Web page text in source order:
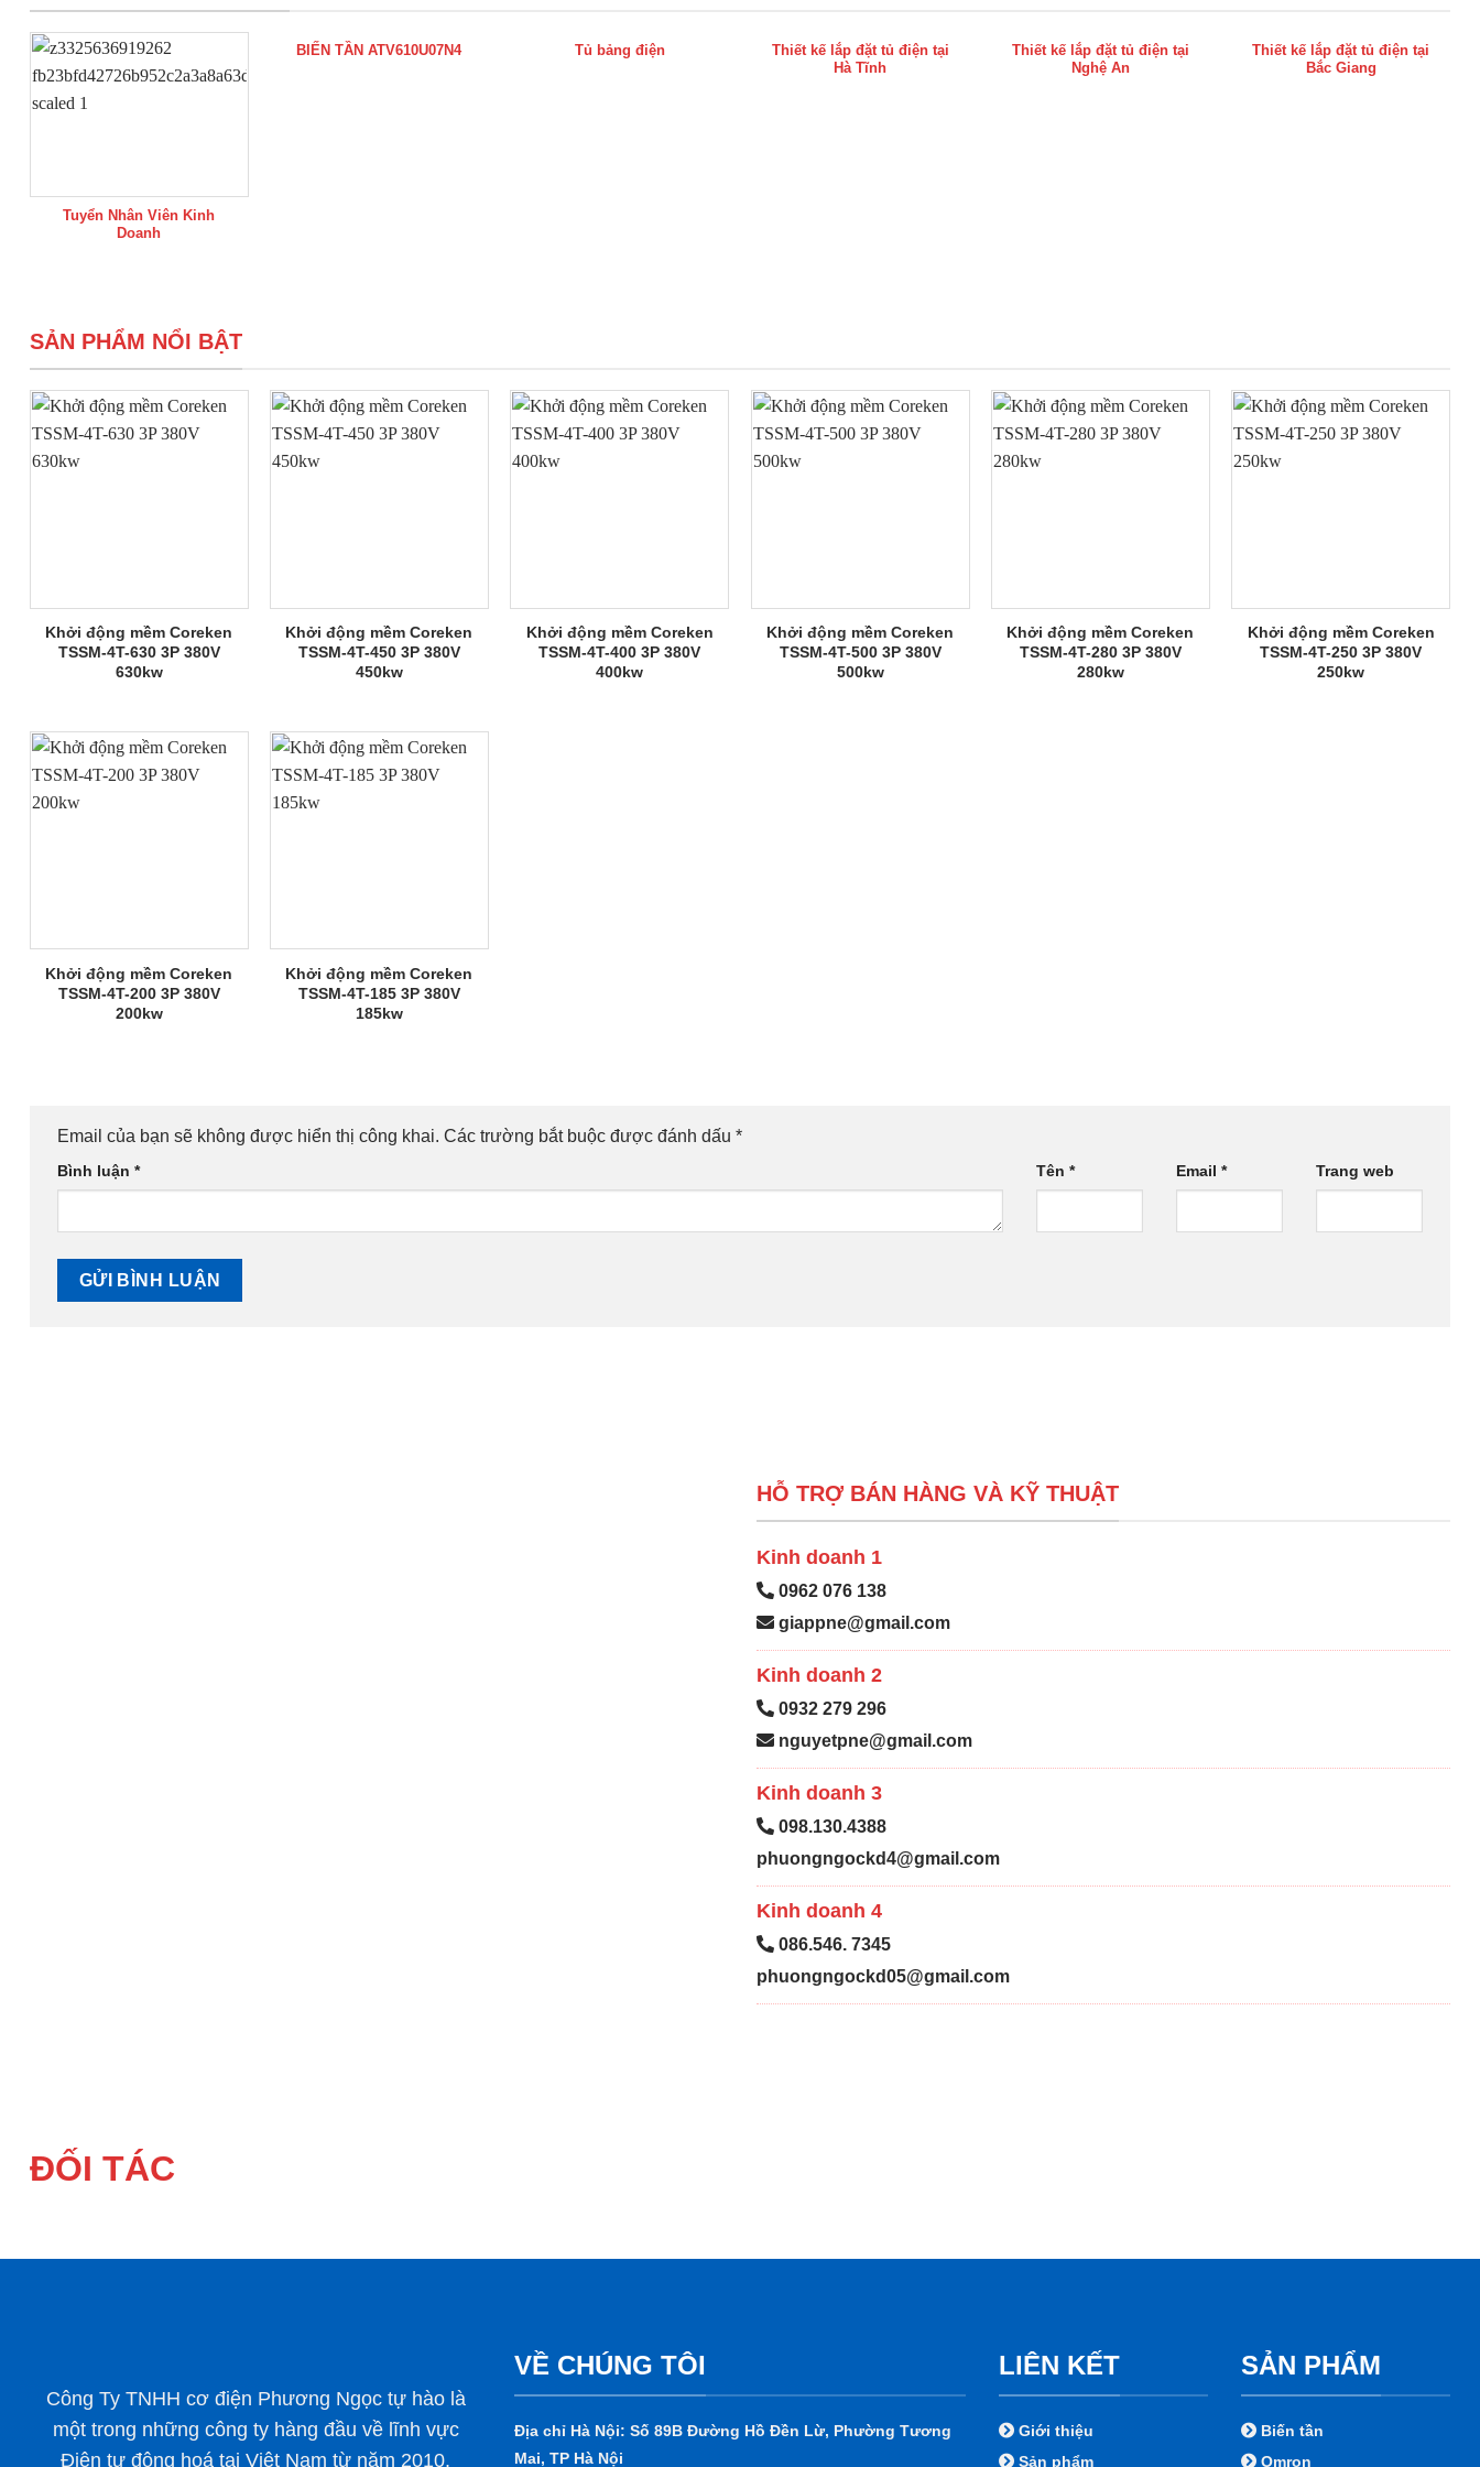
Tuyển Nhân Viên Kinh
Doanh
BIẾN TẦN ATV610U07N4 Tủ bảng điện
Thiết kế lắp đặt tủ điện tại
Hà Tĩnh
Thiết kế lắp đặt tủ điện tại
Nghệ An
Thiết kế lắp đặt tủ điện tại
Bắc Giang
SẢN PHẨM NỔI BẬT
Khởi động mềm Coreken
TSSM-4T-630 3P 380V
630kw
Khởi động mềm Coreken
TSSM-4T-450 3P 380V
450kw
Khởi động mềm Coreken
TSSM-4T-400 3P 380V
400kw
Khởi động mềm Coreken
TSSM-4T-500 3P 380V
500kw
Khởi động mềm Coreken
TSSM-4T-280 3P 380V
280kw
Khởi động mềm Coreken
TSSM-4T-250 3P 380V
250kw
Khởi động mềm Coreken
TSSM-4T-200 3P 380V
200kw
Khởi động mềm Coreken
TSSM-4T-185 3P 380V
185kw
Email của bạn sẽ không được hiển thị công khai. Các trường bắt buộc được đánh dấu *
Bình luận * Tên * Email * Trang web
HỖ TRỢ BÁN HÀNG VÀ KỸ THUẬT
Kinh doanh 1
0962 076 138
giappne@gmail.com
Kinh doanh 2
0932 279 296
nguyetpne@gmail.com
Kinh doanh 3
098.130.4388
phuongngockd4@gmail.com
Kinh doanh 4
086.546. 7345
phuongngockd05@gmail.com
ĐỐI TÁC
Công Ty TNHH cơ điện Phương Ngọc tự hào là
một trong những công ty hàng đầu về lĩnh vực
Điện tự động hoá tại Việt Nam từ năm 2010.
VỀ CHÚNG TÔI
Địa chỉ Hà Nội: Số 89B Đường Hồ Đền Lừ, Phường Tương
Mai, TP Hà Nội
LIÊN KẾT
Giới thiệu
Sản phẩm
SẢN PHẨM
Biến tần
Omron